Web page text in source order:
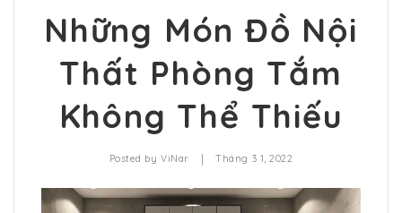
Những Món Đồ Nội
Thất Phòng Tắm
Không Thể Thiếu
Posted byViNar | Tháng 3 1, 2022